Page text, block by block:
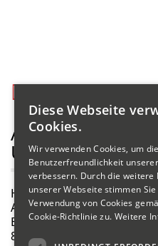
UERIKON AM SEE
Hochbau
Arealüberbauung
Bergstrasse
8707 Uerikon am See
Diese Webseite
Cookies.
Wir verwenden Cookies, um die
Benutzerfreundlichkeit
verbessern. Durch die weitere
unserer Webseite stimmen
Verwendung von Cookies
Cookie-Richtlinie zu. Weitere